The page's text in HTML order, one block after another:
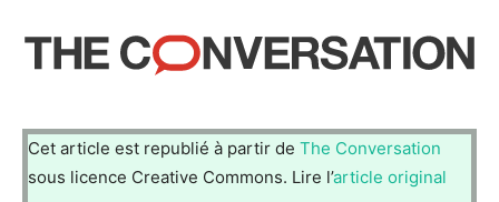
Cet article est republié à partir de The Conversation
sous licence Creative Commons. Lire l’article original